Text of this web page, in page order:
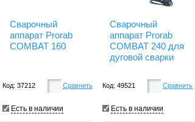
Сварочный
аппарат Prorab
COMBAT 160
Код: 37212 Сравнить
Есть в наличии
Сварочный
аппарат Prorab
COMBAT 240 для
дуговой сварки
Код: 49521 Сравнить
Есть в наличии